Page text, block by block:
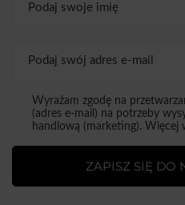
Podaj swoje imię
Podaj swój adres e-mail
Wyrażam zgodę na
(adres e-mail) na potrzeby
handlową (marketing). Więcej
ZAPISZ SIĘ DO